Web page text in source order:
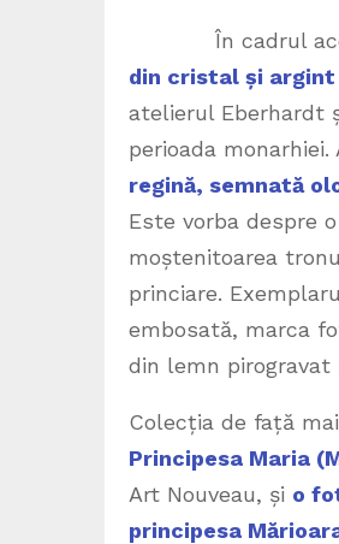
În cadrul
din cristal și argint
atelierul Eberhardt
perioada
regină, semnată
Este vorba despre
moștenitoarea
princiare.
embosată, marca
din lemn
Colecția de față
Principesa Maria
Art Nouveau, și o
principesa